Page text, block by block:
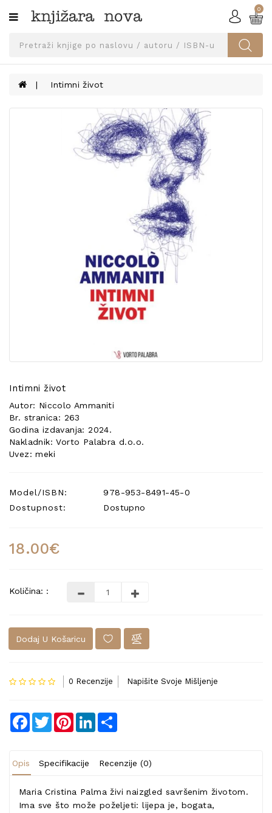
Kategorije
SVEUČILIŠNA
UDŽBENICI
KNJIGE
0
Intimni život
Intimni život
Autor: Niccolo Ammaniti
Br. stranica: 263
Godina izdavanja: 2024.
Nakladnik: Vorto Palabra d.o.o.
Uvez: meki
Model/ISBN:
978-953-8491-45-0
Dostupnost:
Dostupno
18.00€
Količina: :
Dodaj U Košaricu
0 Recenzije Napišite Svoje Mišljenje
Facebook
TwitterPinterestLinkedIn
Opis Specifikacije Recenzije (0)
Maria Cristina Palma živi naizgled savršenim životom.
Ima sve što može poželjeti: lijepa je, bogata,